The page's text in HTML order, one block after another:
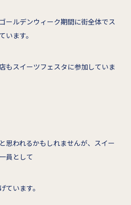
ールデンウィーク期間に街全体でス
います。
スイーツフェスタに参加していま
思われるかもしれませんが、スイー
員として
ています。